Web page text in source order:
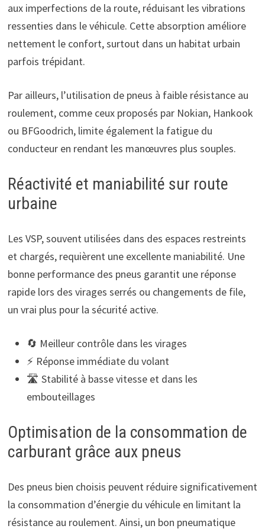
aux imperfections de la route, réduisant les vibrations
ressenties dans le véhicule. Cette absorption améliore
nettement le confort, surtout dans un habitat urbain
parfois trépidant.
Par ailleurs, l’utilisation de pneus à faible résistance au
roulement, comme ceux proposés par Nokian, Hankook
ou BFGoodrich, limite également la fatigue du
conducteur en rendant les manœuvres plus souples.
Réactivité et maniabilité sur route
urbaine
Les VSP, souvent utilisées dans des espaces restreints
et chargés, requièrent une excellente maniabilité. Une
bonne performance des pneus garantit une réponse
rapide lors des virages serrés ou changements de file,
un vrai plus pour la sécurité active.
🔄 Meilleur contrôle dans les virages
⚡ Réponse immédiate du volant
🛣️ Stabilité à basse vitesse et dans les
embouteillages
Optimisation de la consommation de
carburant grâce aux pneus
Des pneus bien choisis peuvent réduire significativement
la consommation d’énergie du véhicule en limitant la
résistance au roulement. Ainsi, un bon pneumatique